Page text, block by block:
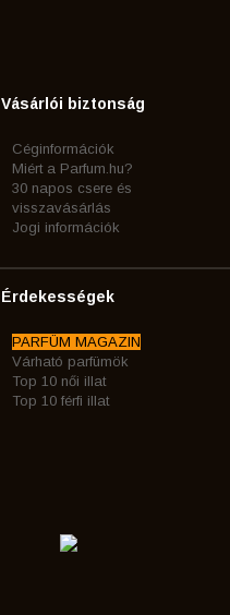
Vásárlói biztonság
Céginformációk
Miért a Parfum.hu?
30 napos csere és
visszavásárlás
Jogi információk
Érdekességek
PARFÜM MAGAZIN
Várható parfümök
Top 10 női illat
Top 10 férfi illat